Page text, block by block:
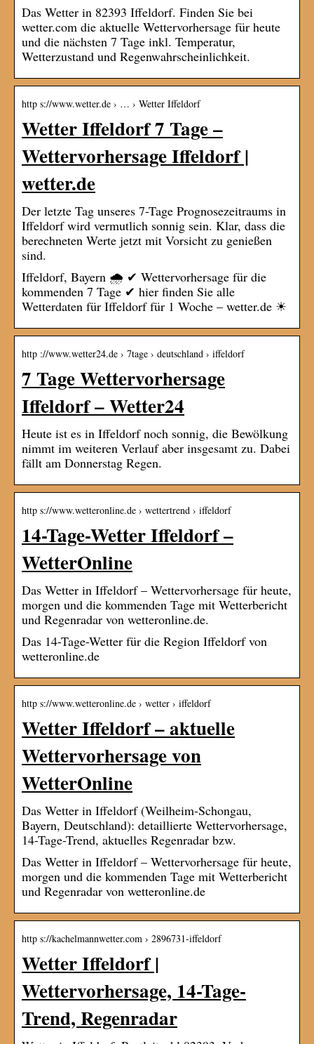
Das Wetter in 82393 Iffeldorf. Finden Sie bei
wetter.com die aktuelle Wettervorhersage für heute
und die nächsten 7 Tage inkl. Temperatur,
Wetterzustand und Regenwahrscheinlichkeit.
http s://www.wetter.de › … › Wetter Iffeldorf
Wetter Iffeldorf 7 Tage –
Wettervorhersage Iffeldorf |
wetter.de
Der letzte Tag unseres 7-Tage Prognosezeitraums in
Iffeldorf wird vermutlich sonnig sein. Klar, dass die
berechneten Werte jetzt mit Vorsicht zu genießen
sind.
Iffeldorf, Bayern 🌧️ ✔ Wettervorhersage für die
kommenden 7 Tage ✔ hier finden Sie alle
Wetterdaten für Iffeldorf für 1 Woche – wetter.de ☀
http ://www.wetter24.de › 7tage › deutschland › iffeldorf
7 Tage Wettervorhersage
Iffeldorf – Wetter24
Heute ist es in Iffeldorf noch sonnig, die Bewölkung
nimmt im weiteren Verlauf aber insgesamt zu. Dabei
fällt am Donnerstag Regen.
http s://www.wetteronline.de › wettertrend › iffeldorf
14-Tage-Wetter Iffeldorf –
WetterOnline
Das Wetter in Iffeldorf – Wettervorhersage für heute,
morgen und die kommenden Tage mit Wetterbericht
und Regenradar von wetteronline.de.
Das 14-Tage-Wetter für die Region Iffeldorf von
wetteronline.de
http s://www.wetteronline.de › wetter › iffeldorf
Wetter Iffeldorf – aktuelle
Wettervorhersage von
WetterOnline
Das Wetter in Iffeldorf (Weilheim-Schongau,
Bayern, Deutschland): detaillierte Wettervorhersage,
14-Tage-Trend, aktuelles Regenradar bzw.
Das Wetter in Iffeldorf – Wettervorhersage für heute,
morgen und die kommenden Tage mit Wetterbericht
und Regenradar von wetteronline.de
http s://kachelmannwetter.com › 2896731-iffeldorf
Wetter Iffeldorf |
Wettervorhersage, 14-Tage-
Trend, Regenradar